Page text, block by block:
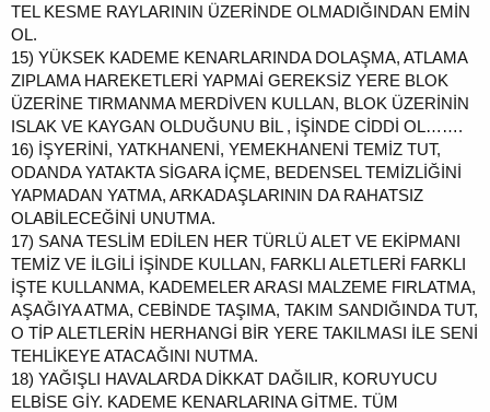
TEL KESME RAYLARININ ÜZERİNDE OLMADIĞINDAN EMİN
OL.
15) YÜKSEK KADEME KENARLARINDA DOLAŞMA, ATLAMA
ZIPLAMA HAREKETLERİ YAPMAİ GEREKSİZ YERE BLOK
ÜZERİNE TIRMANMA MERDİVEN KULLAN, BLOK ÜZERİNİN
ISLAK VE KAYGAN OLDUĞUNU BİL , İŞİNDE CİDDİ OL…….
16) İŞYERİNİ, YATKHANENİ, YEMEKHANENİ TEMİZ TUT,
ODANDA YATAKTA SİGARA İÇME, BEDENSEL TEMİZLİĞİNİ
YAPMADAN YATMA, ARKADAŞLARININ DA RAHATSIZ
OLABİLECEĞİNİ UNUTMA.
17) SANA TESLİM EDİLEN HER TÜRLÜ ALET VE EKİPMANI
TEMİZ VE İLGİLİ İŞİNDE KULLAN, FARKLI ALETLERİ FARKLI
İŞTE KULLANMA, KADEMELER ARASI MALZEME FIRLATMA,
AŞAĞIYA ATMA, CEBİNDE TAŞIMA, TAKIM SANDIĞINDA TUT,
O TİP ALETLERİN HERHANGİ BİR YERE TAKILMASI İLE SENİ
TEHLİKEYE ATACAĞINI NUTMA.
18) YAĞIŞLI HAVALARDA DİKKAT DAĞILIR, KORUYUCU
ELBİSE GİY. KADEME KENARLARINA GİTME. TÜM